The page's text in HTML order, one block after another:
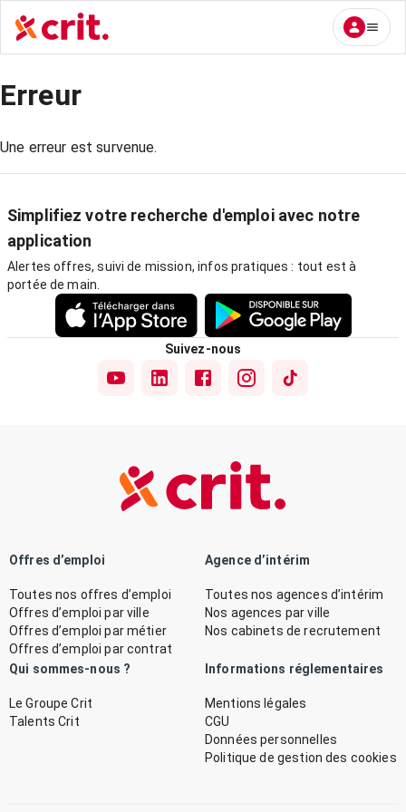
Erreur
Une erreur est survenue.
Simplifiez votre recherche d'emploi avec notre
application
Alertes offres, suivi de mission, infos pratiques : tout est à
portée de main.
Suivez-nous
Offres d’emploi
Toutes nos offres d’emploi
Offres d’emploi par ville
Offres d’emploi par métier
Offres d’emploi par contrat
Agence d’intérim
Toutes nos agences d’intérim
Nos agences par ville
Nos cabinets de recrutement
Qui sommes-nous ?
Le Groupe Crit
Talents Crit
Informations réglementaires
Mentions légales
CGU
Données personnelles
Politique de gestion des cookies